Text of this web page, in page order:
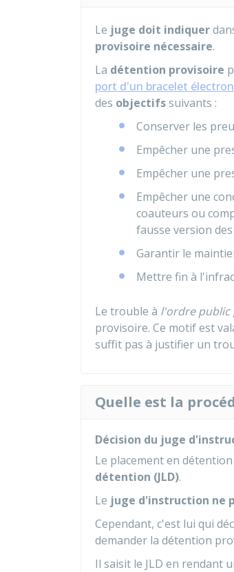
Le juge doit indiquer
provisoire nécessaire.
La détention provisoire
port d'un bracelet
des objectifssuivants :
Conserver les
Empêcher une
Empêcher une
Empêcher une
coauteurs ou
fausse version
Garantir le
Mettre fin à
Le trouble à l'ordre public
provisoire. Ce motif est
suffit pas à justifier un
Quelle est la
Décision du juge
Le placement en
détention (JLD).
Le juge d'instruction ne
Cependant, c'est lui qui
demander la détention
Il saisit le JLD en rendant